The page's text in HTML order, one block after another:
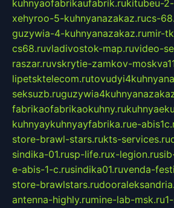
kuhnyaofabrikaufabrik.rukitubeu-
xehyroo-5-kuhnyanazakaz.rucs-
guzywia-4-kuhnyanazakaz.rumir-
cs68.ruvladivostok-map.ruvideo-
raszar.ruvskrytie-zamkov-
lipetsktelecom.ru
seksuzb.ru
fabrikaofabrikaokuhny.ru
kuhnyaykuhnyayfabrika.rue-
store-brawl-stars.rukts-services.ru
sindika-01.rusp-life.rux-legion.ru
e-abis-1-c.rusindika01.ruvenda-
store-brawlstars.ru
antenna-highly.rumine-lab-msk.ru